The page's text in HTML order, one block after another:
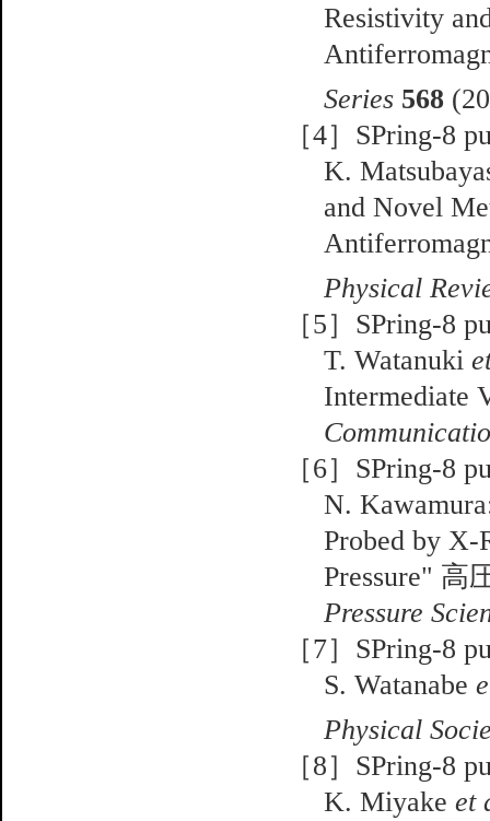
Resistivity
Series 568
［4］SPring-8
K.
and Novel
Physical
［5］SPring-8
T. Watanuki
Intermediate
［6］SPring-8
N.
Probed by X-
Pressure" 高
Pressure
［7］SPring-8
S. Watanabe
Physical
［8］SPring-8
K. Miyakeet